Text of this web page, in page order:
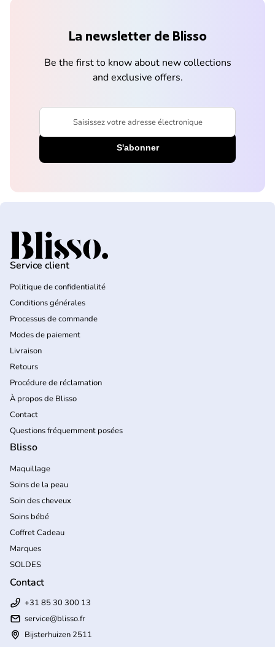
La newsletter de Blisso
Be the first to know about new collections
and exclusive offers.
Saisissez votre adresse électronique
Accueil
Service client
Politique de confidentialité
Conditions générales
Processus de commande
Modes de paiement
Livraison
Retours
Procédure de réclamation
À propos de Blisso
Contact
Questions fréquemment posées
Blisso
Maquillage
Soins de la peau
Soin des cheveux
Soins bébé
Coffret Cadeau
Marques
SOLDES
Contact
+31 85 30 300 13
service@blisso.fr
Bijsterhuizen 2511